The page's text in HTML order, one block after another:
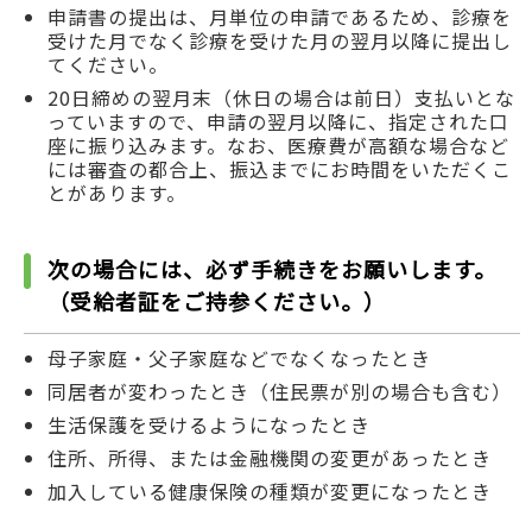
申請書の提出は、月単位の申請であるため、診療を
受けた月でなく診療を受けた月の翌月以降に提出し
てください。
20日締めの翌月末（休日の場合は前日）支払いとな
っていますので、申請の翌月以降に、指定された口
座に振り込みます。なお、医療費が高額な場合など
には審査の都合上、振込までにお時間をいただくこ
とがあります。
次の場合には、必ず手続きをお願いします。
（受給者証をご持参ください。）
母子家庭・父子家庭などでなくなったとき
同居者が変わったとき（住民票が別の場合も含む）
生活保護を受けるようになったとき
住所、所得、または金融機関の変更があったとき
加入している健康保険の種類が変更になったとき